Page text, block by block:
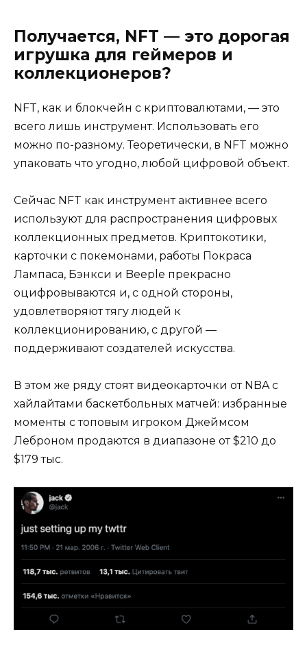
Получается, NFT — это дорогая
игрушка для геймеров и
коллекционеров?
NFT, как и блокчейн с криптовалютами, — это
всего лишь инструмент. Использовать его
можно по-разному. Теоретически, в NFT можно
упаковать что угодно, любой цифровой объект.
Сейчас NFT как инструмент активнее всего
используют для распространения цифровых
коллекционных предметов. Криптокотики,
карточки с покемонами, работы Покраса
Лампаса, Бэнкси и Beeple прекрасно
оцифровываются и, с одной стороны,
удовлетворяют тягу людей к
коллекционированию, с другой —
поддерживают создателей искусства.
В этом же ряду стоят видеокарточки от NBA с
хайлайтами баскетбольных матчей: избранные
моменты с топовым игроком Джеймсом
Леброном продаются в диапазоне от $210 до
$179 тыс.